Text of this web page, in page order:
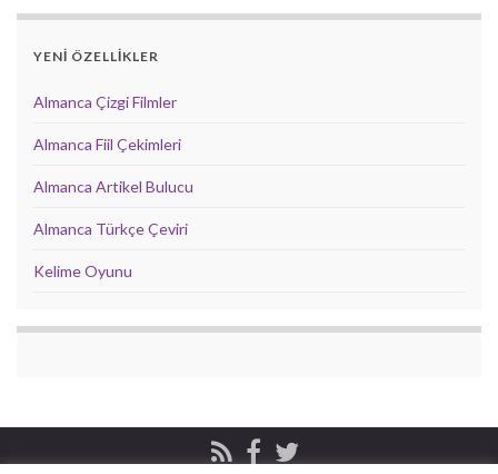
YENİ ÖZELLİKLER
Almanca Çizgi Filmler
Almanca Fiil Çekimleri
Almanca Artikel Bulucu
Almanca Türkçe Çeviri
Kelime Oyunu